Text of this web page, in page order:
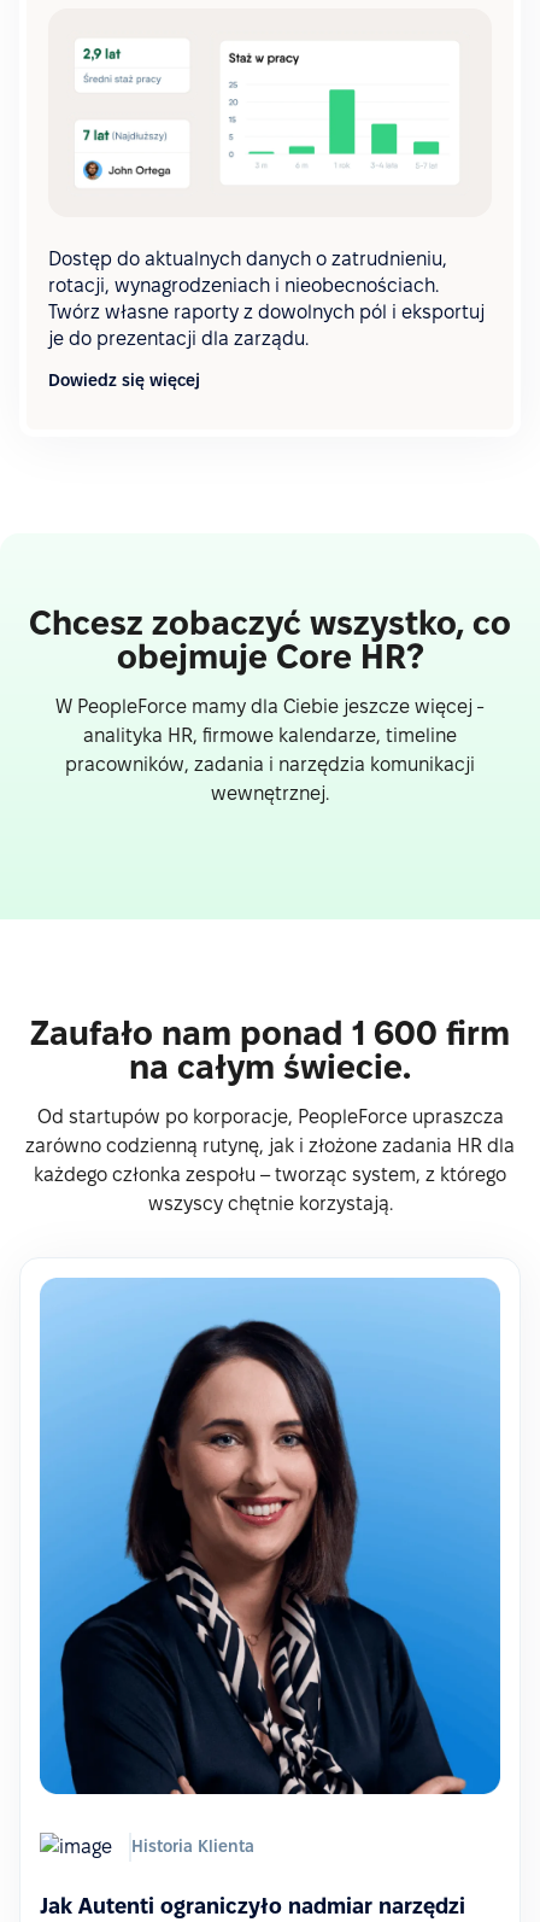
Dostęp do aktualnych danych o zatrudnieniu,
rotacji, wynagrodzeniach i nieobecnościach.
Twórz własne raporty z dowolnych pól i eksportuj
je do prezentacji dla zarządu.
Dowiedz się więcej
Chcesz zobaczyć wszystko, co
obejmuje Core HR?
W PeopleForce mamy dla Ciebie jeszcze więcej -
analityka HR, firmowe kalendarze, timeline
pracowników, zadania i narzędzia komunikacji
wewnętrznej.
Zaufało nam ponad 1 600 firm
na całym świecie.
Od startupów po korporacje, PeopleForce upraszcza
zarówno codzienną rutynę, jak i złożone zadania HR dla
każdego członka zespołu – tworząc system, z którego
wszyscy chętnie korzystają.
Historia Klienta
Jak Autenti ograniczyło nadmiar narzędzi